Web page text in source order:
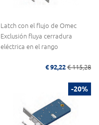
Latch con el flujo de Omec
Exclusión fluya cerradura
eléctrica en el rango
€ 92,22 € 115,28
-20%